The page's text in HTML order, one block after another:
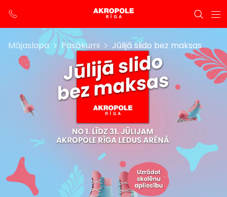
Mājaslapa Pasākumi Jūlijā slido bez maksas